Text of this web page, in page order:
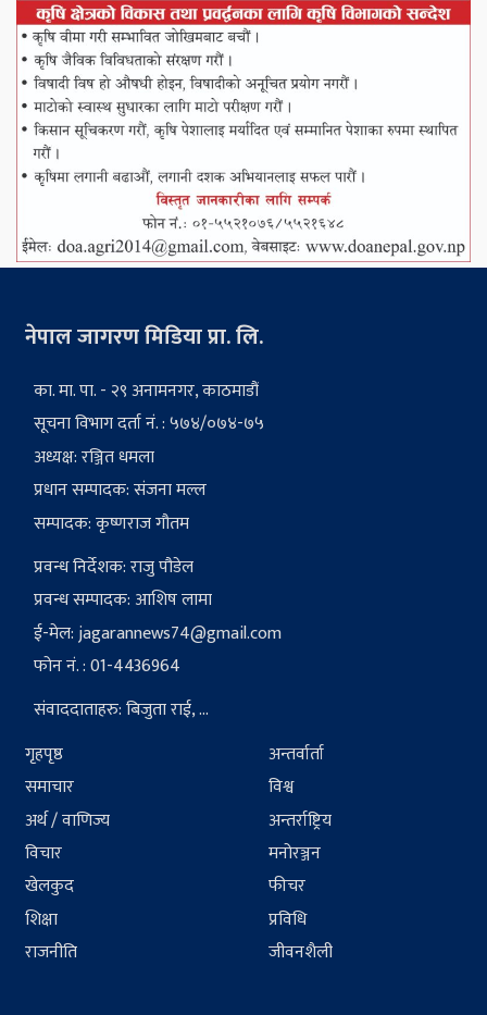
नेपाल जागरण मिडिया प्रा. लि.
का. मा. पा. - २९ अनामनगर, काठमाडौं
सूचना विभाग दर्ता नं. : ५७४/०७४-७५
अध्यक्ष: रञ्जित धमला
प्रधान सम्पादक: संजना मल्ल
सम्पादक: कृष्णराज गौतम
प्रवन्ध निर्देशक: राजु पौडेल
प्रवन्ध सम्पादक: आशिष लामा
ई-मेल:jagarannews74@gmail.com
फोन नं. : 01-4436964
संवाददाताहरु: बिजुता राई, ...
गृहपृष्ठ
समाचार
अर्थ / वाणिज्य
विचार
खेलकुद
शिक्षा
राजनीति
अन्तर्वार्ता
विश्व
अन्तर्राष्ट्रिय
मनोरञ्जन
फीचर
प्रविधि
जीवनशैली